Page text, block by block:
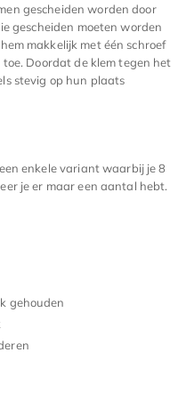
gescheiden worden door
gescheiden moeten worden
makkelijk met één schroef
Doordat de klem tegen het
stevig op hun plaats
enkele variant waarbij je 8
je er maar een aantal hebt.
gehouden